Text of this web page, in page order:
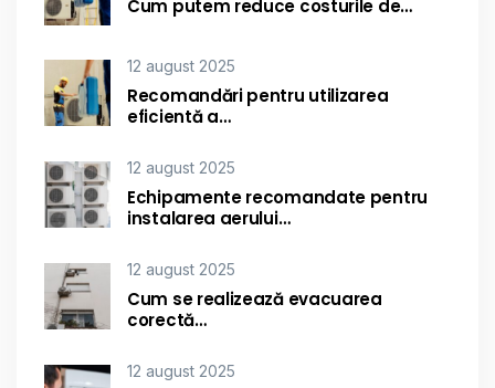
Cum putem reduce costurile de…
12 august 2025
Recomandări pentru utilizarea
eficientă a…
12 august 2025
Echipamente recomandate pentru
instalarea aerului…
12 august 2025
Cum se realizează evacuarea
corectă…
12 august 2025